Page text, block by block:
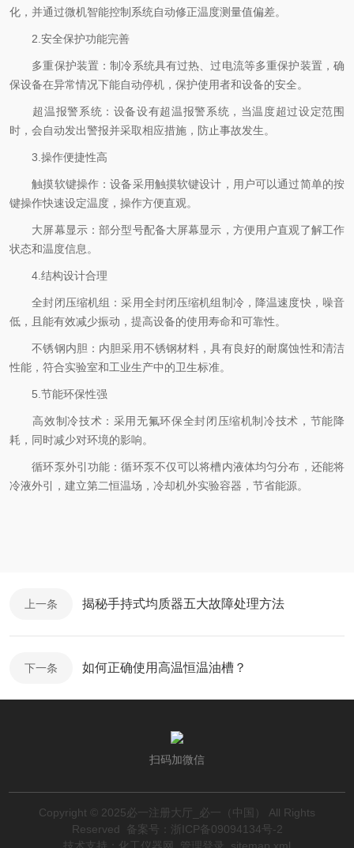
化，并通过微机智能控制系统自动修正温度测量值偏差。
2.安全保护功能完善
多重保护装置：制冷系统具有过热、过电流等多重保护装置，确
保设备在异常情况下能自动停机，保护使用者和设备的安全。
超温报警系统：设备设有超温报警系统，当温度超过设定范围
时，会自动发出警报并采取相应措施，防止事故发生。
3.操作便捷性高
触摸软键操作：设备采用触摸软键设计，用户可以通过简单的按
键操作快速设定温度，操作方便直观。
大屏幕显示：部分型号配备大屏幕显示，方便用户直观了解工作
状态和温度信息。
4.结构设计合理
全封闭压缩机组：采用全封闭压缩机组制冷，降温速度快，噪音
低，且能有效减少振动，提高设备的使用寿命和可靠性。
不锈钢内胆：内胆采用不锈钢材料，具有良好的耐腐蚀性和清洁
性能，符合实验室和工业生产中的卫生标准。
5.节能环保性强
高效制冷技术：采用无氟环保全封闭压缩机制冷技术，节能降
耗，同时减少对环境的影响。
循环泵外引功能：循环泵不仅可以将槽内液体均匀分布，还能将
冷液外引，建立第二恒温场，冷却机外实验容器，节省能源。
上一条 揭秘手持式均质器五大故障处理方法
下一条 如何正确使用高温恒温油槽？
扫码加微信
Copyright © 2025必一注册大厅_必一（中国） All Rights
Reserved
备案号：浙ICP备09094134号-2